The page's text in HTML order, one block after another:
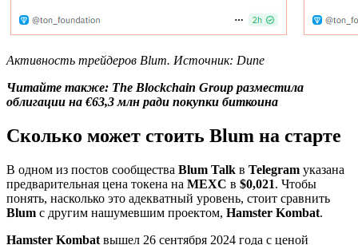
Активность трейдеров Blum. Источник: Dune
Читайте также: The Blockchain Group разместила
облигации на €63,3 млн ради покупки биткоина
Сколько может стоить Blum на старте
В одном из постов сообщества Blum Talk в Telegram указана
предварительная цена токена на MEXC в $0,021. Чтобы
понять, насколько это адекватный уровень, стоит сравнить
Blum с другим нашумевшим проектом, Hamster Kombat.
Hamster Kombat вышел 26 сентября 2024 года с ценой